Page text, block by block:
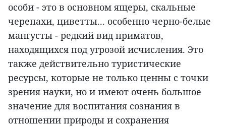
особи - это в основном ящеры, скальные
черепахи, циветты... особенно черно-белые
мангусты - редкий вид приматов,
находящихся под угрозой исчисления. Это
также действительно туристические
ресурсы, которые не только ценны с точки
зрения науки, но и имеют очень большое
значение для воспитания сознания в
отношении природы и сохранения